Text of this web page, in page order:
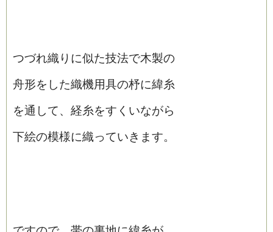
つづれ織りに似た技法で木製の
舟形をした織機用具の杼に緯糸
を通して、経糸をすくいながら
下絵の模様に織っていきます。